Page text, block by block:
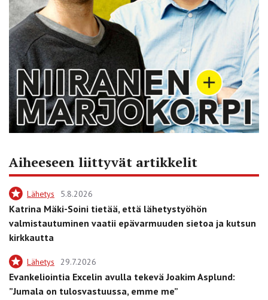
Aiheeseen liittyvät artikkelit
Lähetys 5.8.2026
Katrina Mäki-Soini tietää, että lähetystyöhön
valmistautuminen vaatii epävarmuuden sietoa ja kutsun
kirkkautta
Lähetys 29.7.2026
Evankeliointia Excelin avulla tekevä Joakim Asplund:
”Jumala on tulosvastuussa, emme me”